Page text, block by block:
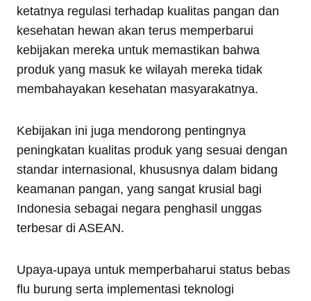
ketatnya regulasi terhadap kualitas pangan dan
kesehatan hewan akan terus memperbarui
kebijakan mereka untuk memastikan bahwa
produk yang masuk ke wilayah mereka tidak
membahayakan kesehatan masyarakatnya.
Kebijakan ini juga mendorong pentingnya
peningkatan kualitas produk yang sesuai dengan
standar internasional, khususnya dalam bidang
keamanan pangan, yang sangat krusial bagi
Indonesia sebagai negara penghasil unggas
terbesar di ASEAN.
Upaya-upaya untuk memperbaharui status bebas
flu burung serta implementasi teknologi